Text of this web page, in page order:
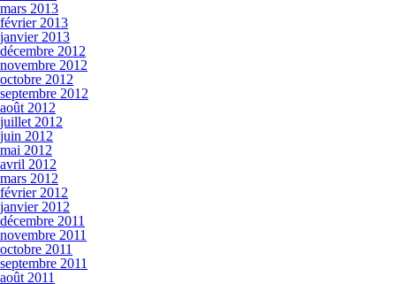
mars 2013
février 2013
janvier 2013
décembre 2012
novembre 2012
octobre 2012
septembre 2012
août 2012
juillet 2012
juin 2012
mai 2012
avril 2012
mars 2012
février 2012
janvier 2012
décembre 2011
novembre 2011
octobre 2011
septembre 2011
août 2011